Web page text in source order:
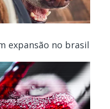
expansão no brasil